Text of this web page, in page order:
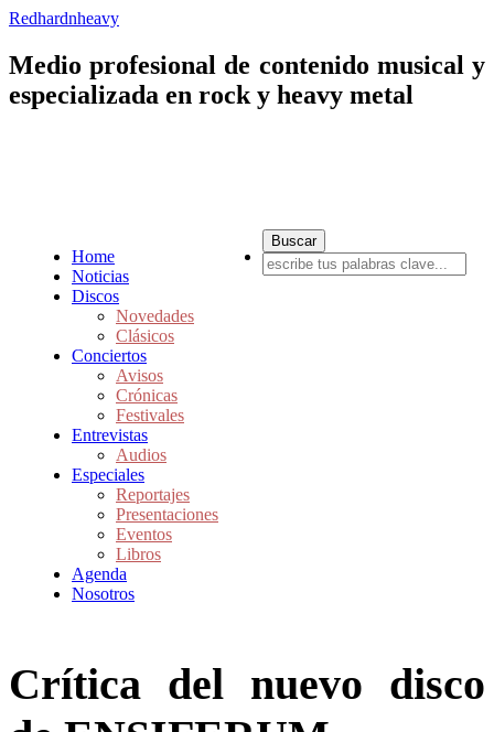
Redhardnheavy
Medio profesional de contenido musical y
especializada en rock y heavy metal
Home
Noticias
Discos
Novedades
Clásicos
Conciertos
Avisos
Crónicas
Festivales
Entrevistas
Audios
Especiales
Reportajes
Presentaciones
Eventos
Libros
Agenda
Nosotros
Crítica del nuevo disco